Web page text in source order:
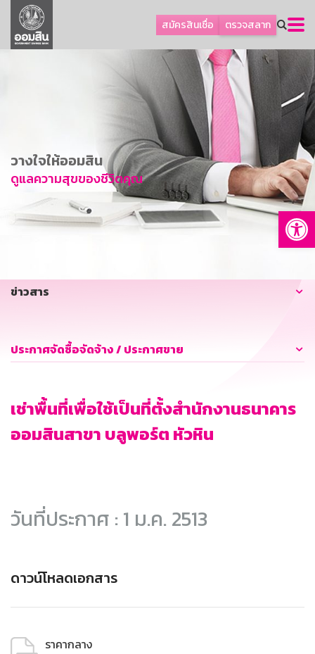
สมัครสินเชื่อ ตรวจสลาก
ลูกค้าธุรกิจ
ลูกค้าผู้ประกอบรายย่อย
การพัฒนาที่ยั่งยืน
ข่าวสาร
บริการทางการเงิน
อื่นๆ
วางใจให้ออมสิน
ดูแลความสุขของชีวิตคุณ
ข่าวสาร
ประกาศจัดซื้อจัดจ้าง / ประกาศขาย
เช่าพื้นที่เพื่อใช้เป็นที่ตั้งสำนักงานธนาคาร
ออมสินสาขา บลูพอร์ต หัวหิน
วันที่ประกาศ : 1 ม.ค. 2513
ดาวน์โหลดเอกสาร
ราคากลาง